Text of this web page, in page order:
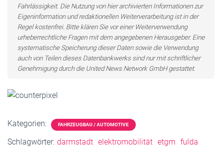
Fahrlässigkeit. Die Nutzung von hier archivierten Informationen zur
Eigeninformation und redaktionellen Weiterverarbeitung ist in der
Regel kostenfrei. Bitte klären Sie vor einer Weiterverwendung
urheberrechtliche Fragen mit dem angegebenen Herausgeber. Eine
systematische Speicherung dieser Daten sowie die Verwendung
auch von Teilen dieses Datenbankwerks sind nur mit schriftlicher
Genehmigung durch die United News Network GmbH gestattet.
Kategorien: FAHRZEUGBAU / AUTOMOTIVE
Schlagwörter: darmstadt elektromobilität etgm fulda